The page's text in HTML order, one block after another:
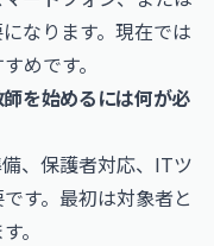
なります。現在では
めです。
を始めるには何が必
、保護者対応、ITツ
す。最初は対象者と
。